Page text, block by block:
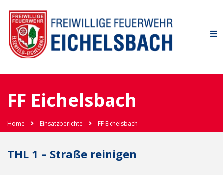
FF Eichelsbach
Home Einsatzberichte FF Eichelsbach
THL 1 – Straße reinigen